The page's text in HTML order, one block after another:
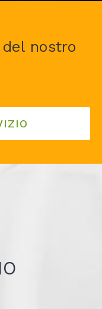
nostro